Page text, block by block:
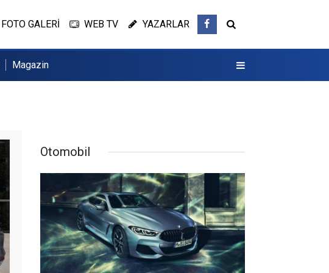
FOTO GALERİ WEB TV YAZARLAR
Magazin
Otomobil